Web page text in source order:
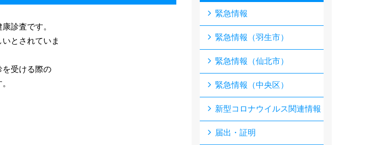
診査です。
とされていま
を受ける際の
。
緊急情報
緊急情報（羽生市）
緊急情報（仙北市）
緊急情報（中央区）
新型コロナウイルス関連情報
届出・証明